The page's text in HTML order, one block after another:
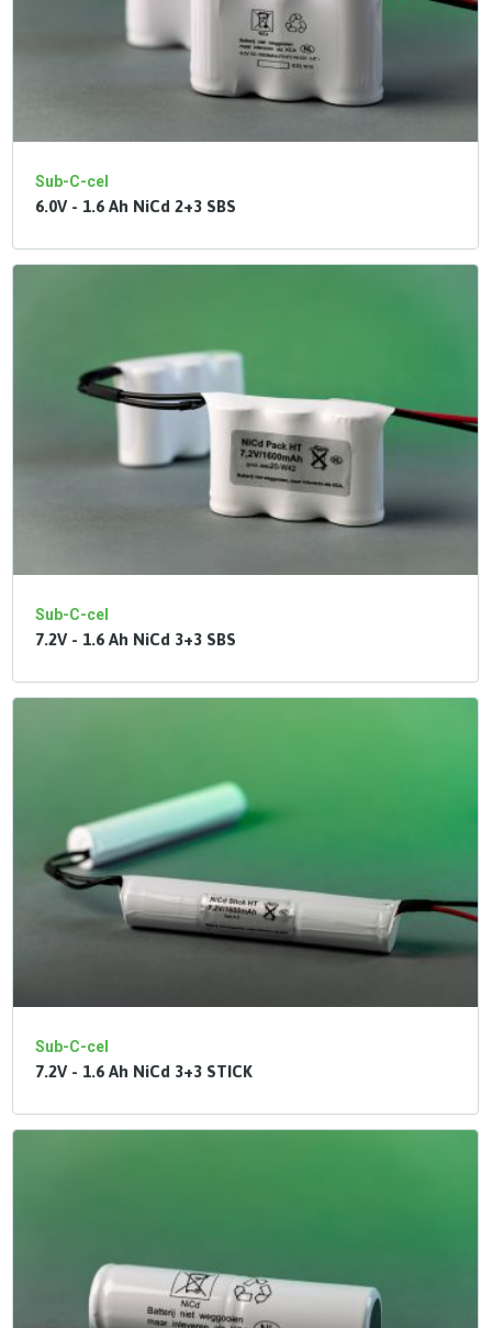
Sub-C-cel
6.0V - 1.6 Ah NiCd 2+3 SBS
Sub-C-cel
7.2V - 1.6 Ah NiCd 3+3 SBS
Sub-C-cel
7.2V - 1.6 Ah NiCd 3+3 STICK